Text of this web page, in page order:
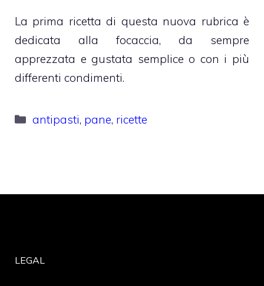
La prima ricetta di questa nuova rubrica è
dedicata alla focaccia, da sempre
apprezzata e gustata semplice o con i più
differenti condimenti.
Categorie
antipasti, pane, ricette
LEGAL